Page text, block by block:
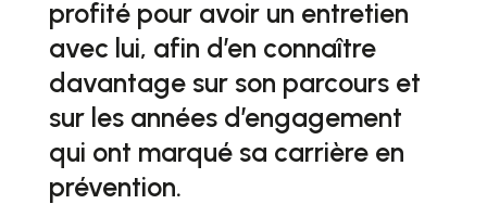
profité pour avoir un entretien
avec lui, afin d’en connaître
davantage sur son parcours et
sur les années d’engagement
qui ont marqué sa carrière en
prévention.